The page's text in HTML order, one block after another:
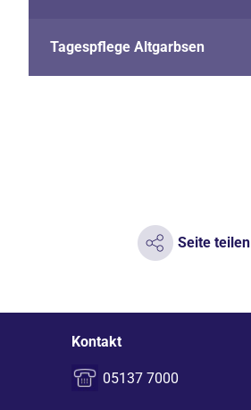
Tagespflege Altgarbsen
Seite teilen
Kontakt
05137 7000